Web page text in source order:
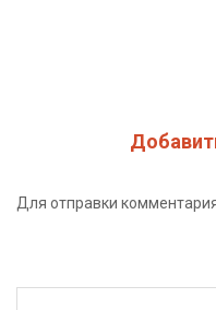
Для отправки